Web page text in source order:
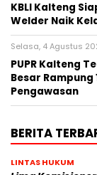
KBLI Kalteng
Welder Naik
Selasa, 4 Agustus
PUPR Kalteng
Besar Rampung
Pengawasan
BERITA
LINTAS HUKUM